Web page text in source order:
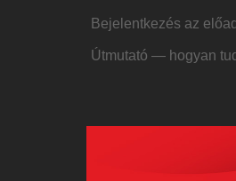
Bejelentkezés az
Útmutató — hogyan